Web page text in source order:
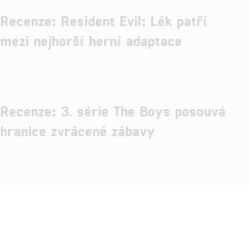
Recenze: Resident Evil: Lék patří
mezi nejhorší herní adaptace
Recenze: 3. série The Boys posouvá
hranice zvrácené zábavy